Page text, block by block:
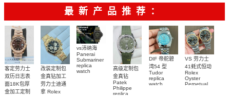
最新产品推荐：
客定劳力士
双历日志表
面18K包厚
金加工定制
改装定制包
金真钻加工
劳力士迪通
拿 Rolex
vs沛纳海
Panerai
Submariner
replica
watch
高级定制包
金真钻
Patek
Philippe
replica
DIF 帝舵碧
湾54 型
Tudor
replica
watch
VS 劳力士
41蚝式恒动
Rolex
Oyster
Perpetual